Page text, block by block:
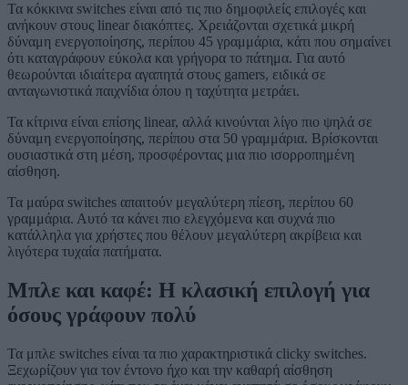
Τα κόκκινα switches είναι από τις πιο δημοφιλείς επιλογές και
ανήκουν στους linear διακόπτες. Χρειάζονται σχετικά μικρή
δύναμη ενεργοποίησης, περίπου 45 γραμμάρια, κάτι που σημαίνει
ότι καταγράφουν εύκολα και γρήγορα το πάτημα. Για αυτό
θεωρούνται ιδιαίτερα αγαπητά στους gamers, ειδικά σε
ανταγωνιστικά παιχνίδια όπου η ταχύτητα μετράει.
Τα κίτρινα είναι επίσης linear, αλλά κινούνται λίγο πιο ψηλά σε
δύναμη ενεργοποίησης, περίπου στα 50 γραμμάρια. Βρίσκονται
ουσιαστικά στη μέση, προσφέροντας μια πιο ισορροπημένη
αίσθηση.
Τα μαύρα switches απαιτούν μεγαλύτερη πίεση, περίπου 60
γραμμάρια. Αυτό τα κάνει πιο ελεγχόμενα και συχνά πιο
κατάλληλα για χρήστες που θέλουν μεγαλύτερη ακρίβεια και
λιγότερα τυχαία πατήματα.
Μπλε και καφέ: Η κλασική επιλογή για
όσους γράφουν πολύ
Τα μπλε switches είναι τα πιο χαρακτηριστικά clicky switches.
Ξεχωρίζουν για τον έντονο ήχο και την καθαρή αίσθηση